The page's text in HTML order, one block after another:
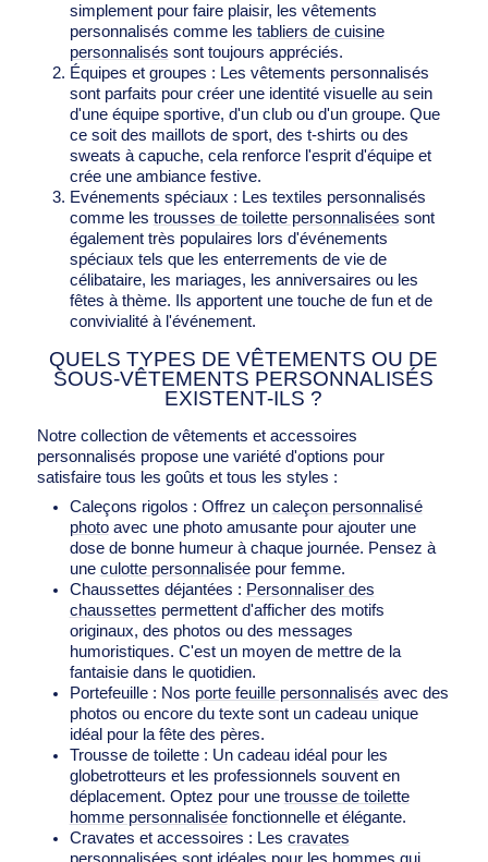
simplement pour faire plaisir, les vêtements
personnalisés comme les tabliers de cuisine
personnalisés sont toujours appréciés.
Équipes et groupes : Les vêtements personnalisés
sont parfaits pour créer une identité visuelle au sein
d'une équipe sportive, d'un club ou d'un groupe. Que
ce soit des maillots de sport, des t-shirts ou des
sweats à capuche, cela renforce l'esprit d'équipe et
crée une ambiance festive.
Evénements spéciaux : Les textiles personnalisés
comme les trousses de toilette personnalisées sont
également très populaires lors d'événements
spéciaux tels que les enterrements de vie de
célibataire, les mariages, les anniversaires ou les
fêtes à thème. Ils apportent une touche de fun et de
convivialité à l'événement.
QUELS TYPES DE VÊTEMENTS OU DE
SOUS-VÊTEMENTS PERSONNALISÉS
EXISTENT-ILS ?
Notre collection de vêtements et accessoires
personnalisés propose une variété d'options pour
satisfaire tous les goûts et tous les styles :
Caleçons rigolos : Offrez un caleçon personnalisé
photoavec une photo amusante pour ajouter une
dose de bonne humeur à chaque journée. Pensez à
une culotte personnaliséepour femme.
Chaussettes déjantées : Personnaliser des
chaussettes permettent d'afficher des motifs
originaux, des photos ou des messages
humoristiques. C'est un moyen de mettre de la
fantaisie dans le quotidien.
Portefeuille : Nos porte feuille personnalisés avec des
photos ou encore du texte sont un cadeau unique
idéal pour la fête des pères.
Trousse de toilette : Un cadeau idéal pour les
globetrotteurs et les professionnels souvent en
déplacement. Optez pour une trousse de toilette
homme personnaliséefonctionnelle et élégante.
Cravates et accessoires : Les cravates
personnalisées sont idéales pour les hommes qui